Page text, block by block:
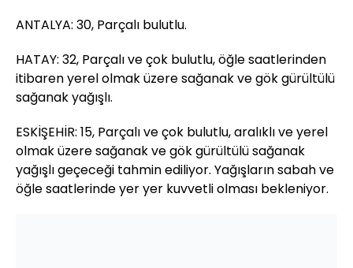
ANTALYA: 30, Parçalı bulutlu.
HATAY: 32, Parçalı ve çok bulutlu, öğle saatlerinden
itibaren yerel olmak üzere sağanak ve gök gürültülü
sağanak yağışlı.
ESKİŞEHİR: 15, Parçalı ve çok bulutlu, aralıklı ve yerel
olmak üzere sağanak ve gök gürültülü sağanak
yağışlı geçeceği tahmin ediliyor. Yağışların sabah ve
öğle saatlerinde yer yer kuvvetli olması bekleniyor.